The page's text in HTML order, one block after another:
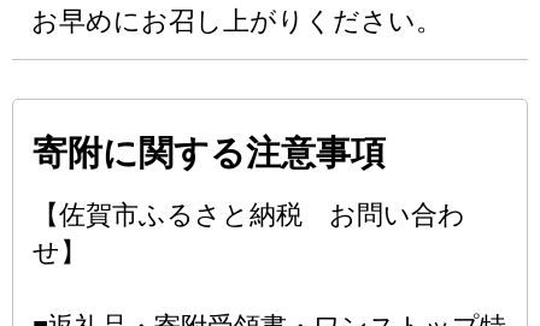
お早めにお召し上がりください。
寄附に関する注意事項
【佐賀市ふるさと納税 お問い合わ
せ】